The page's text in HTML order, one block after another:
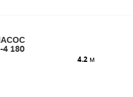
4 180
4.2 м